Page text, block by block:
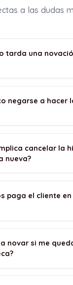
a las dudas
tarda una
negarse a hacer
cancelar la
nueva?
paga el cliente en
novar si me